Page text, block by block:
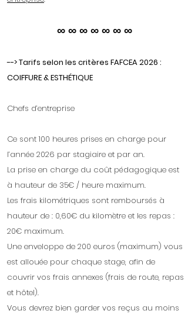
∞ ∞ ∞ ∞ ∞ ∞ ∞
--> Tarifs selon les critères FAFCEA 2026 :
COIFFURE & ESTHÉTIQUE
Chefs d’entreprise
Ce sont 100 heures prises en charge pour
l’année 2026 par stagiaire et par an.
La prise en charge du coût pédagogique est
à hauteur de 35€ / heure maximum.
Les frais kilométriques sont remboursés à
hauteur de : 0,60€ du kilomètre et les repas :
20€ maximum.
Une enveloppe de 200 euros (maximum) vous
est allouée pour chaque stage, afin de
couvrir vos frais annexes (frais de route, repas
et hôtel).
Vous devrez bien garder vos reçus au moins